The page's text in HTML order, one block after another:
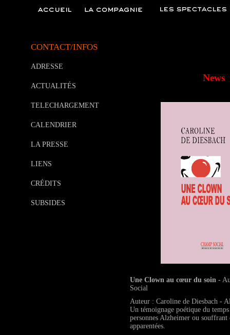
CONTACT/INFOS
ADRESSE
ACTUALITÉS
TELECHARGEMENT
CALENDRIER
LA PRESSE
LIENS
CRÉDITS
SUBSIDES
News
Une Clown au cœur du soin -
Social
Auteur : Caroline de Diesbach -
Un témoignage poétique du temps
personnes Alzheimer ou souffrant
apparentées.